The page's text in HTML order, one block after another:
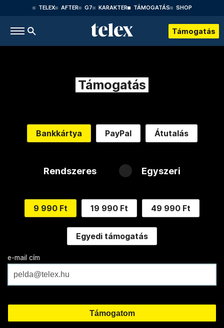
TELEX AFTER G7 KARAKTER TÁMOGATÁS SHOP
Támogatás
Támogatás
Bankkártya PayPal Átutalás
Rendszeres Egyszeri
9 990 Ft 19 990 Ft 49 990 Ft
Egyedi támogatás
e-mail cím